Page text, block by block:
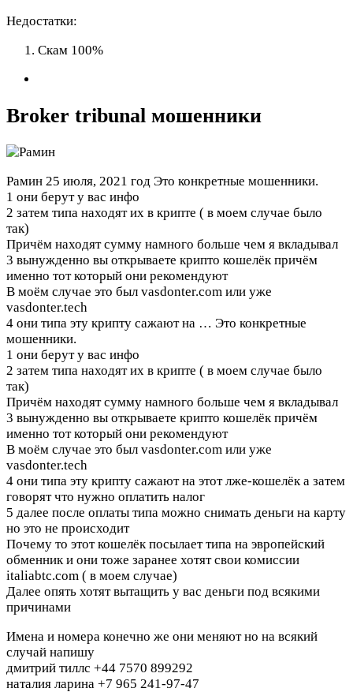
Недостатки:
Скам 100%
Broker tribunal мошенники
Рамин 25 июля, 2021 год Это конкретные мошенники.
1 они берут у вас инфо
2 затем типа находят их в крипте ( в моем случае было
так)
Причём находят сумму намного больше чем я вкладывал
3 вынужденно вы открываете крипто кошелёк причём
именно тот который они рекомендуют
В моём случае это был vasdonter.com или уже
vasdonter.tech
4 они типа эту крипту сажают на … Это конкретные
мошенники.
1 они берут у вас инфо
2 затем типа находят их в крипте ( в моем случае было
так)
Причём находят сумму намного больше чем я вкладывал
3 вынужденно вы открываете крипто кошелёк причём
именно тот который они рекомендуют
В моём случае это был vasdonter.com или уже
vasdonter.tech
4 они типа эту крипту сажают на этот лже-кошелёк а затем
говорят что нужно оплатить налог
5 далее после оплаты типа можно снимать деньги на карту
но это не происходит
Почему то этот кошелёк посылает типа на эвропейский
обменник и они тоже заранее хотят свои комиссии
italiabtc.com ( в моем случае)
Далее опять хотят вытащить у вас деньги под всякими
причинами
Имена и номера конечно же они меняют но на всякий
случай напишу
дмитрий тиллс +44 7570 899292
наталия ларина +7 965 241-97-47